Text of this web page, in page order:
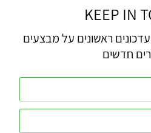
KEEP IN
ראשונים על מבצעים
חדשים